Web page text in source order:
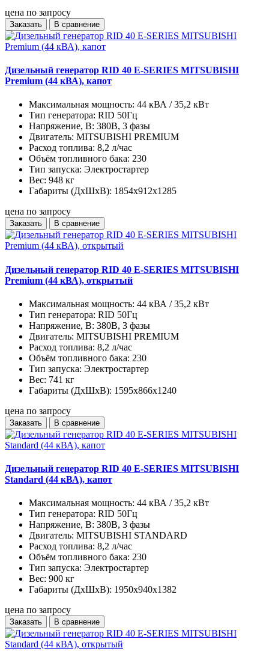
цена по запросу
Заказать В сравнение
Дизельный генератор RID 40 E-SERIES MITSUBISHI
Premium (44 кВА), капот
Максимальная мощность: 44 кВА / 35,2 кВт
Тип генератора: RID 50Гц
Напряжение, В: 380В, 3 фазы
Двигатель: MITSUBISHI PREMIUM
Расход топлива: 8,2 л/час
Объём топливного бака: 230
Тип запуска: Электростартер
Вес: 948 кг
Габариты (ДхШхВ): 1854x912x1285
цена по запросу
Заказать В сравнение
Дизельный генератор RID 40 E-SERIES MITSUBISHI
Premium (44 кВА), открытый
Максимальная мощность: 44 кВА / 35,2 кВт
Тип генератора: RID 50Гц
Напряжение, В: 380В, 3 фазы
Двигатель: MITSUBISHI PREMIUM
Расход топлива: 8,2 л/час
Объём топливного бака: 230
Тип запуска: Электростартер
Вес: 741 кг
Габариты (ДхШхВ): 1595x866x1240
цена по запросу
Заказать В сравнение
Дизельный генератор RID 40 E-SERIES MITSUBISHI
Standard (44 кВА), капот
Максимальная мощность: 44 кВА / 35,2 кВт
Тип генератора: RID 50Гц
Напряжение, В: 380В, 3 фазы
Двигатель: MITSUBISHI STANDARD
Расход топлива: 8,2 л/час
Объём топливного бака: 230
Тип запуска: Электростартер
Вес: 900 кг
Габариты (ДхШхВ): 1950x940x1382
цена по запросу
Заказать В сравнение